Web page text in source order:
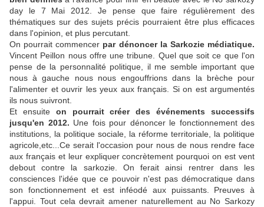
day le 7 Mai 2012. Je pense que faire régulièrement des
thématiques sur des sujets précis pourraient être plus efficaces
dans l'opinion, et plus percutant.
On pourrait commencer par dénoncer la Sarkozie médiatique.
Vincent Peillon nous offre une tribune. Quel que soit ce que l'on
pense de la personnalité politique, il me semble important que
nous à gauche nous nous engouffrions dans la brèche pour
l'alimenter et ouvrir les yeux aux français. Si on est argumentés
ils nous suivront.
Et ensuite on pourrait créer des événements successifs
jusqu'en 2012. Une fois pour dénoncer le fonctionnement des
institutions, la politique sociale, la réforme territoriale, la politique
agricole,etc...Ce serait l'occasion pour nous de nous rendre face
aux français et leur expliquer concrètement pourquoi on est vent
debout contre la sarkozie. On ferait ainsi rentrer dans les
consciences l'idée que ce pouvoir n'est pas démocratique dans
son fonctionnement et est inféodé aux puissants. Preuves à
l'appui. Tout cela devrait amener naturellement au No Sarkozy